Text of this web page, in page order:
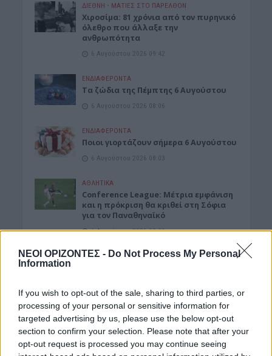
ΝΕΟΙ ΟΡΙΖΟΝΤΕΣ - Do Not Process My Personal
Information
If you wish to opt-out of the sale, sharing to third parties, or
processing of your personal or sensitive information for
targeted advertising by us, please use the below opt-out
section to confirm your selection. Please note that after your
opt-out request is processed you may continue seeing
ΔΙΕΘΝΗ • ΜΑΤΙΕΣ ΣΤΟ ΠΑΡΕΛΘΟΝ
Χιροσίμα: 81 χρόνια από τον πυρηνικό
όλεθρο που άλλαξε την
ανθρωπότητα
6 Αυγούστου 2026 09:42
ΕΝΔΙΑΦΕΡΟΝΤΑ
Tα ζώδια της Πέμπτης 6 Αυγούστου
6 Αυγούστου 2026 08:06
ΕΝΔΙΑΦΕΡΟΝΤΑ
Ποιοι γιορτάζουν σήμερα 6 Αυγούστου
6 Αυγούστου 2026 08:03
ΑΘΛΗΤΙΚΑ
Conference League: Μέτρια εμφάνιση
και η πρόκριση θα κριθεί στη Σόφια
για τον Παναθηναϊκό
6 Αυγούστου 2026 08:00
ΑΓΡΟΤΙΚΑ
ξηρασία
5 Αυγούστου 2026 23:03
ΔΉΜΟΣ ΚΙΣΆΜΟΥ
Κίσαμος: Εκδήλωση για τη μάχη του
ΕΛΑΣ στο Κατσοματάδο